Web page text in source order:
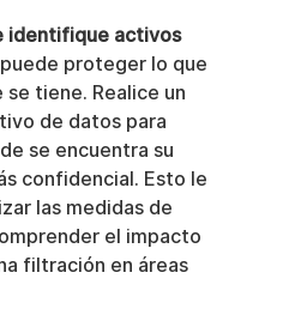
identifique activos
proteger lo que
se tiene. Realice un
de datos para
se encuentra su
confidencial. Esto le
las medidas de
el impacto
filtración en áreas